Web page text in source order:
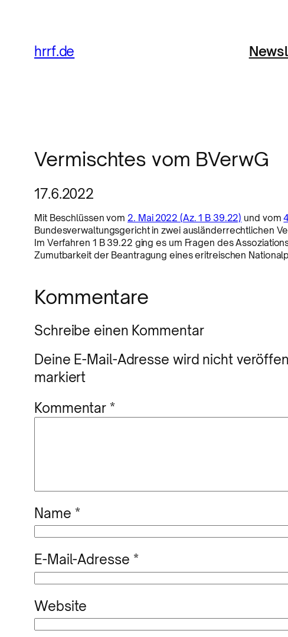
hrrf.de
Vermischtes vom BVerwG
17.6.2022
Mit Beschlüssen vom 2. Mai 2022 (Az. 1 B 39.22) und vom
Bundesverwaltungsgericht in zwei ausländerrechtlichen
Im Verfahren 1 B 39.22 ging es um Fragen des
Zumutbarkeit der Beantragung eines eritreischen
Kommentare
Schreibe einen Kommentar
Deine E-Mail-Adresse wird nicht
markiert
Kommentar *
Name *
E-Mail-Adresse *
Website